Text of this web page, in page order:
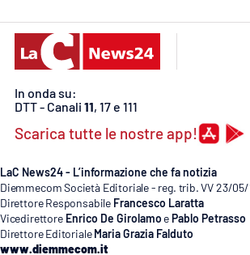
App
Android
Apple
Vai
In onda su:
DTT - Canali 11, 17 e 111
Scarica tutte le nostre app!
LaC News24 - L’informazione che fa notizia
Diemmecom Società Editoriale - reg. trib. VV 23/05/
Direttore Responsabile Francesco Laratta
Vicedirettore Enrico De Girolamo e Pablo Petrasso
Direttore Editoriale Maria Grazia Falduto
www.diemmecom.it